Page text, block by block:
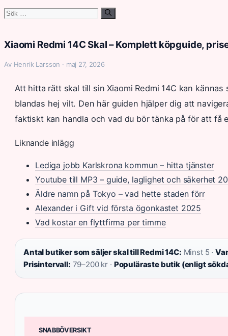
Sök
Xiaomi Redmi 14C Skal – Komplett köpguide,
Av Henrik Larsson · maj 27, 2026
Att hitta rätt skal till sin Xiaomi Redmi 14C kan
blandas hej vilt. Den här guiden hjälper dig att
faktiskt kan handla och vad du bör tänka på för att få
Liknande inlägg
Lediga jobb Karlskrona kommun – hitta tjänster
Youtube till MP3 – guide, laglighet och säkerhet
Äldre namn på Tokyo – vad hette staden förr
Alexander i Gift vid första ögonkastet 2025
Vad kostar en flyttfirma per timme
Antal butiker som säljer skal till Redmi 14C: Minst 5 ·
Prisintervall: 79–200 kr · Populäraste butik (enligt
SNABBÖVERSIKT